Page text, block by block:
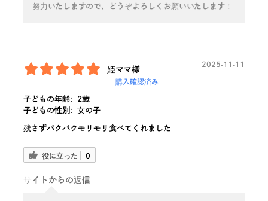
努力いたしますので、どうぞよろしくお願いいたします！
姫ママ様
購入確認済み
2025-11-11
子どもの年齢:
2歳
子どもの性別:
女の子
残さずパクパクモリモリ食べてくれました
役に立った 0
サイトからの返信